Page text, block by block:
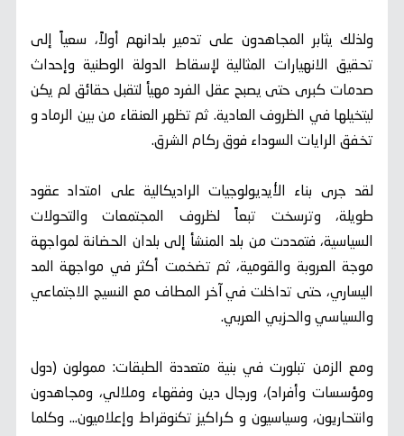
ولذلك يثابر المجاهدون على تدمير بلدانهم أولاً، سعياً إلى
تحقيق الانهيارات المثالية لإسقاط الدولة الوطنية وإحداث
صدمات كبرى حتى يصبح عقل الفرد مهيأ لتقبل حقائق لم يكن
ليتخيلها في الظروف العادية. ثم تظهر العنقاء من بين الرماد و
تخفق الرايات السوداء فوق ركام الشرق.
لقد جرى بناء الأيديولوجيات الراديكالية على امتداد عقود
طويلة، وترسخت تبعاً لظروف المجتمعات والتحولات
السياسية، فتمددت من بلد المنشأ إلى بلدان الحضانة لمواجهة
موجة العروبة والقومية، ثم تضخمت أكثر في مواجهة المد
اليساري، حتى تداخلت في آخر المطاف مع النسيج الاجتماعي
والسياسي والحزبي العربي.
ومع الزمن تبلورت في بنية متعددة الطبقات: ممولون (دول
ومؤسسات وأفراد)، ورجال دين وفقهاء وملالي، ومجاهدون
وانتحاريون، وسياسيون و كراكيز تكنوقراط وإعلاميون… وكلما